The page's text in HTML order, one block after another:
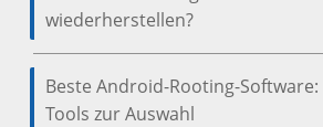
wiederherstellen?
Beste Android-Rooting-
Tools zur Auswahl